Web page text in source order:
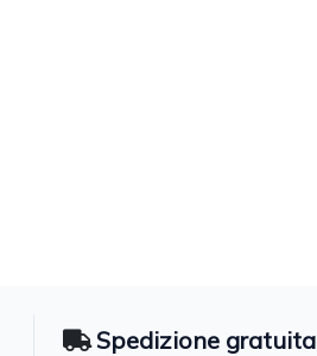
Spedizione gratuita